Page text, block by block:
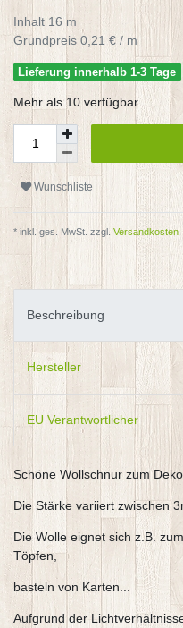
Inhalt 16 m
Grundpreis 0,21 € / m
Lieferung innerhalb 1-3 Tage
Mehr als 10 verfügbar
Wunschliste
* inkl. ges. MwSt. zzgl. Versandkosten
Beschreibung
Hersteller
EU Verantwortlicher
Schöne Wollschnur zum
Die Stärke variiert zwischen
Die Wolle eignet sich z.B.
Töpfen,
basteln von Karten...
Aufgrund der